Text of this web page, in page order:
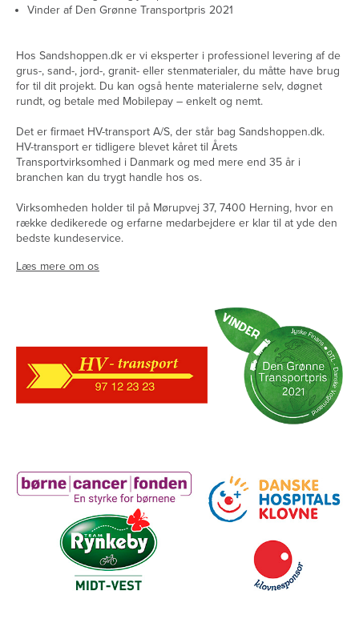
Vinder af Den Grønne Transportpris 2021
Hos Sandshoppen.dk er vi eksperter i professionel levering af de
grus-, sand-, jord-, granit- eller stenmaterialer, du måtte have brug
for til dit projekt. Du kan også hente materialerne selv, døgnet
rundt, og betale med Mobilepay – enkelt og nemt.
Det er firmaet HV-transport A/S, der står bag Sandshoppen.dk.
HV-transport er tidligere blevet kåret til Årets
Transportvirksomhed i Danmark og med mere end 35 år i
branchen kan du trygt handle hos os.
Virksomheden holder til på Mørupvej 37, 7400 Herning, hvor en
række dedikerede og erfarne medarbejdere er klar til at yde den
bedste kundeservice.
Læs mere om os